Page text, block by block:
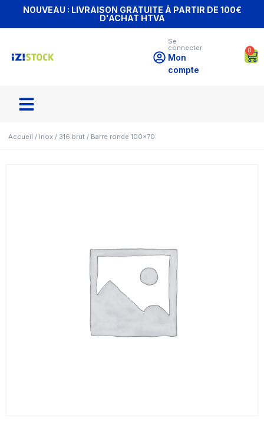
NOUVEAU : LIVRAISON GRATUITE À PARTIR DE 100€
D'ACHAT HTVA
Se
connecter
Mon
compte
0
Accueil / Inox / 316 brut / Barre ronde 100×70